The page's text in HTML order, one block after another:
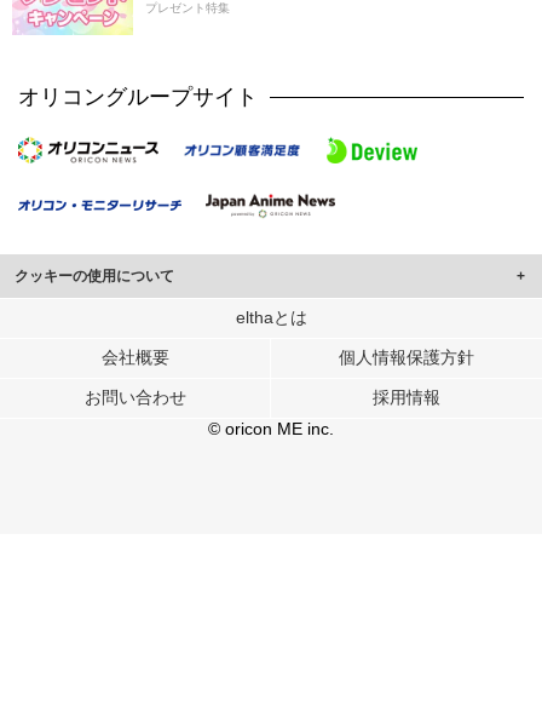
プレゼント特集
オリコングループサイト
クッキーの使用について
このサイトでは Cookie を使用して、ユーザーに合わせたコンテンツや広告の
行っています。
メディアや広告配信、データ解析の各パートナーに提供しています。
各パートナーは、この情報とユーザーが各パートナーに提供した他の情報や、
ユーザーが各パートナーのサービスを使用したときに収集した他の情報を組み
elthaとは
会社概要 個人情報保護方針
お問い合わせ
採用情報
© oricon ME inc.